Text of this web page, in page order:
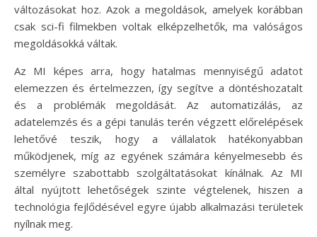
változásokat hoz. Azok a megoldások, amelyek korábban
csak sci-fi filmekben voltak elképzelhetők, ma valóságos
megoldásokká váltak.
Az MI képes arra, hogy hatalmas mennyiségű adatot
elemezzen és értelmezzen, így segítve a döntéshozatalt
és a problémák megoldását. Az automatizálás, az
adatelemzés és a gépi tanulás terén végzett előrelépések
lehetővé teszik, hogy a vállalatok hatékonyabban
működjenek, míg az egyének számára kényelmesebb és
személyre szabottabb szolgáltatásokat kínálnak. Az MI
által nyújtott lehetőségek szinte végtelenek, hiszen a
technológia fejlődésével egyre újabb alkalmazási területek
nyílnak meg.